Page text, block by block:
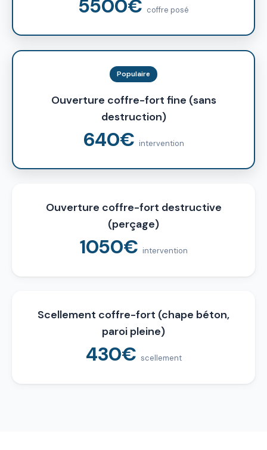
5500€ coffre posé
Populaire
Ouverture coffre-fort fine (sans
destruction)
640€ intervention
Ouverture coffre-fort destructive
(perçage)
1050€ intervention
Scellement coffre-fort (chape béton,
paroi pleine)
430€ scellement